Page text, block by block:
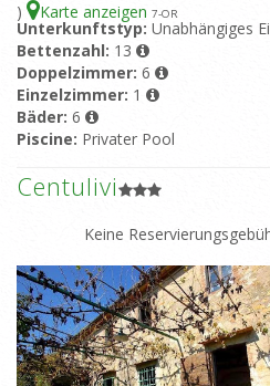
)
Karte anzeigen 7-OR
Unterkunftstyp: Unabhängiges
Bettenzahl: 13
Doppelzimmer: 6
Einzelzimmer: 1
Bäder: 6
Piscine: Privater Pool
Centulivi
Keine